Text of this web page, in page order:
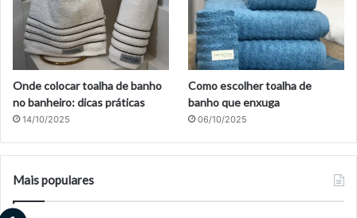
Onde colocar toalha de banho
no banheiro: dicas práticas
14/10/2025
Como escolher toalha de
banho que enxuga
06/10/2025
Mais populares